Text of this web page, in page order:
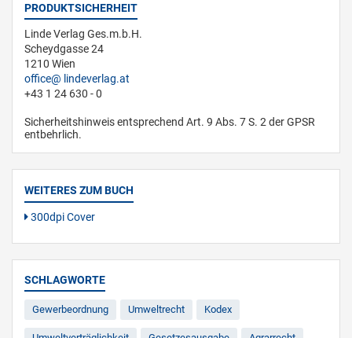
PRODUKTSICHERHEIT
Linde Verlag Ges.m.b.H.
Scheydgasse 24
1210 Wien
office
lindeverlag.at
+43 1 24 630 - 0
Sicherheitshinweis entsprechend Art. 9 Abs. 7 S. 2 der GPSR
entbehrlich.
WEITERES ZUM BUCH
300dpi Cover
SCHLAGWORTE
Gewerbeordnung Umweltrecht Kodex